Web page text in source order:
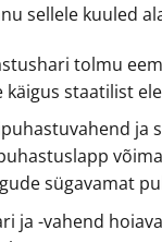
sellele kuuled
tolmu
käigus staatilist
ja
sügavamat
ja -vahend